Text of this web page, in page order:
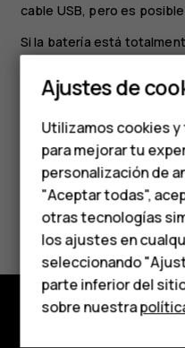
Teléfonos
Teléfonos
personas
Accesorios
HMD Terra
Para
Tabletas
cable USB, pero es
Si la batería está
de carga en la pantalla.
¿Te ha parecido
Sí No
Ajustes de
Utilizamos cookies
para mejorar tu
personalización de
"Aceptar todas",
otras tecnologías
los ajustes en
seleccionando
parte inferior del
sobre nuestra